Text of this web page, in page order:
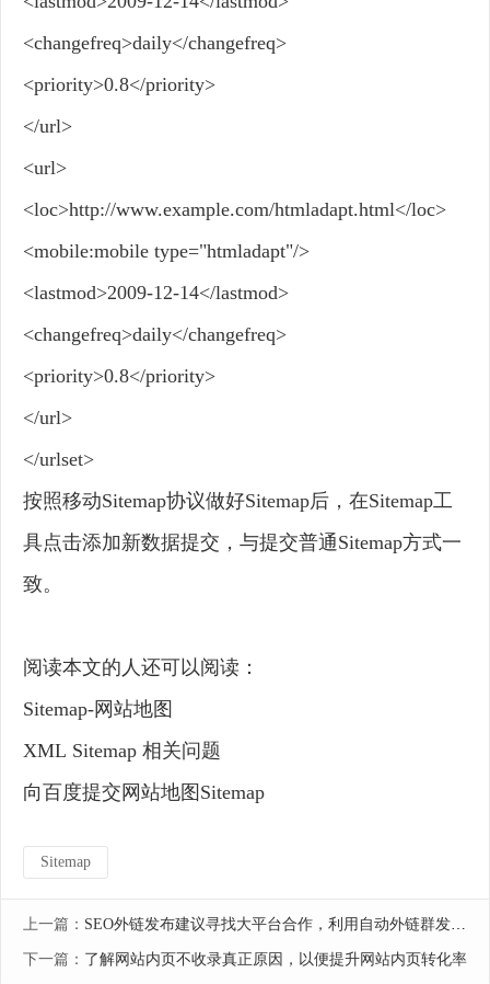
<changefreq>daily</changefreq>
<priority>0.8</priority>
</url>
<url>
<loc>http://www.example.com/htmladapt.html</loc>
<mobile:mobile type="htmladapt"/>
<lastmod>2009-12-14</lastmod>
<changefreq>daily</changefreq>
<priority>0.8</priority>
</url>
</urlset>
按照移动Sitemap协议做好Sitemap后，在Sitemap工
具点击添加新数据提交，与提交普通Sitemap方式一
致。
阅读本文的人还可以阅读：
Sitemap-网站地图
XML Sitemap 相关问题
向百度提交网站地图Sitemap
Sitemap
上一篇： SEO外链发布建议寻找大平台合作，利用自动外链群发工具是不可行的
下一篇： 了解网站内页不收录真正原因，以便提升网站内页转化率